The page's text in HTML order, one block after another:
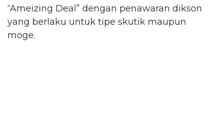
“Ameizing Deal” dengan penawaran dikson
yang berlaku untuk tipe skutik maupun
moge.